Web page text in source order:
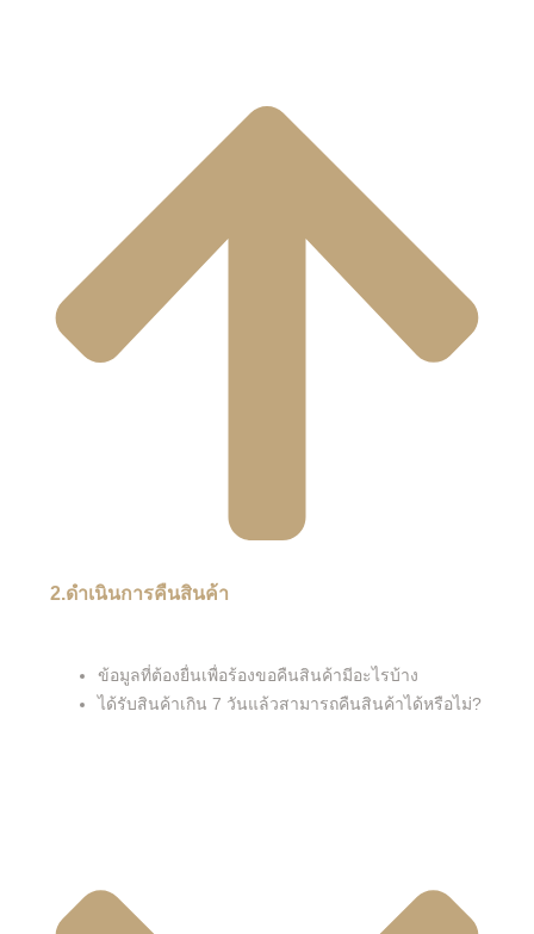
2.ดำเนินการคืนสินค้า
ข้อมูลที่ต้องยื่นเพื่อร้องขอคืนสินค้ามีอะไรบ้าง
ได้รับสินค้าเกิน 7 วันแล้วสามารถคืนสินค้าได้หรือไม่?